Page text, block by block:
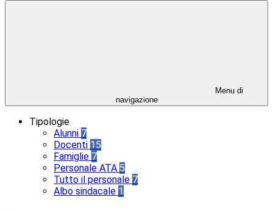
Menu di
navigazione
Tipologie
Alunni 7
Docenti 15
Famiglie 7
Personale ATA 5
Tutto il personale 7
Albo sindacale 1